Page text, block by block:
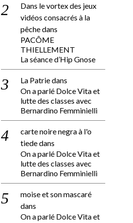
Dans le vortex des jeux
vidéos consacrés à la
pêchedans
PACÔME
THIELLEMENT
La séance d’Hip Gnose
La Patriedans
On a parlé Dolce Vita et
lutte des classes avec
Bernardino Femminielli
carte noire negra à l'o
tiededans
On a parlé Dolce Vita et
lutte des classes avec
Bernardino Femminielli
moise et son mascaré
dans
On a parlé Dolce Vita et